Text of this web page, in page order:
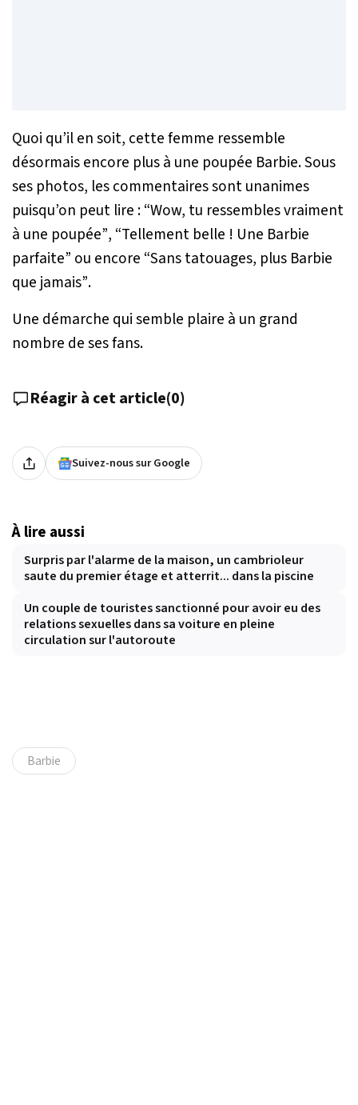
Quoi qu’il en soit, cette femme ressemble
désormais encore plus à une poupée Barbie. Sous
ses photos, les commentaires sont unanimes
puisqu’on peut lire :“Wow, tu ressembles vraiment
à une poupée”, “Tellement belle ! Une Barbie
parfaite” ou encore “Sans tatouages, plus Barbie
que jamais”.
Une démarche qui semble plaire à un grand
nombre de ses fans.
Réagir à cet article(0)
Suivez-nous sur Google
À lire aussi
Surpris par l'alarme de la maison, un cambrioleur
saute du premier étage et atterrit... dans la piscine
Un couple de touristes sanctionné pour avoir eu des
relations sexuelles dans sa voiture en pleine
circulation sur l'autoroute
Barbie